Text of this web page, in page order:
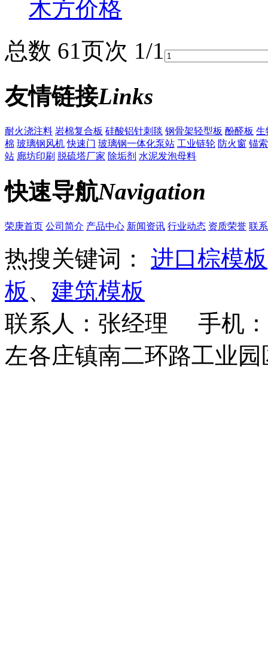
木方价格
总数 61页次 1/1
友情链接Links
耐火浇注料 岩棉复合板 硅酸铝针刺毯 钢骨架轻型板 酚醛板 生
棉 玻璃钢风机 快速门 玻璃钢一体化泵站 工业链轮 防火窗 锚索
站 廊坊印刷 脱硫塔厂家 除垢剂 水泥发泡母料
快速导航Navigation
荣庚首页 公司简介 产品中心 新闻资讯 行业动态 资质荣誉 联
热搜关键词： 进口棕模板
板 、 建筑模板
联系人：张经理 手机
左各庄镇南二环路工业